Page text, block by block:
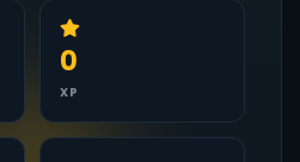
0
XP